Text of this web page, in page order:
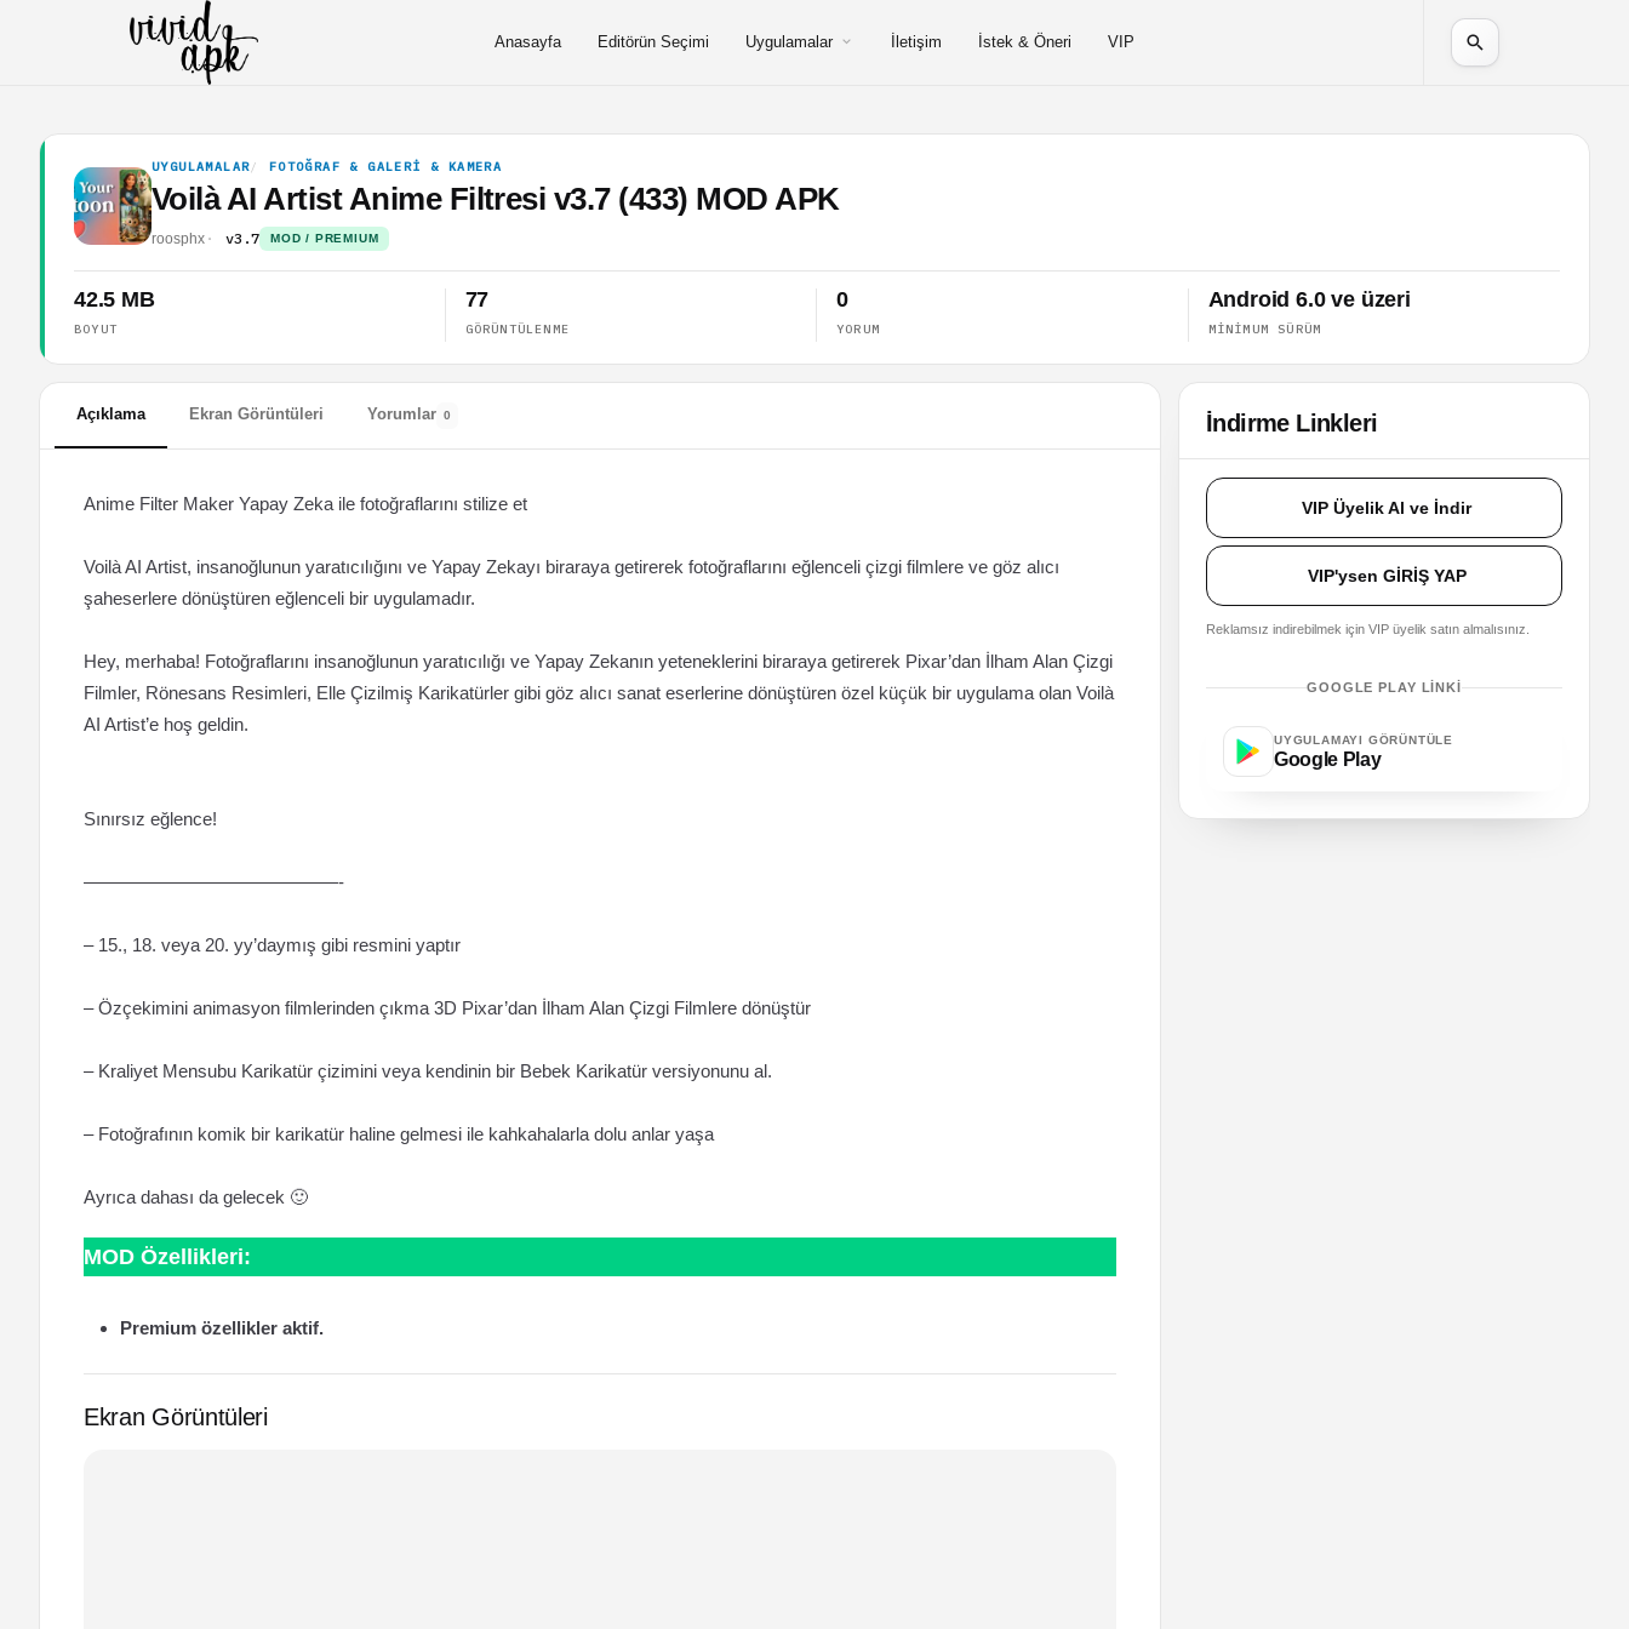
Anasayfa Editörün Seçimi Uygulamalar İletişim İstek & Öneri VIP
UYGULAMALAR FOTOĞRAF & GALERI & KAMERA
Voilà AI Artist Anime Filtresi v3.7 (433) MOD APK
roosphx v3.7 MOD / PREMIUM
42.5 MB
BOYUT
77
GÖRÜNTÜLENME
0
YORUM
Android 6.0 ve üzeri
MINIMUM SÜRÜM
Açıklama Ekran Görüntüleri Yorumlar 0
Anime Filter Maker Yapay Zeka ile fotoğraflarını stilize et
Voilà AI Artist, insanoğlunun yaratıcılığını ve Yapay Zekayı biraraya getirerek fotoğraflarını eğlenceli çizgi filmlere ve göz alıcı
şaheserlere dönüştüren eğlenceli bir uygulamadır.
Hey, merhaba! Fotoğraflarını insanoğlunun yaratıcılığı ve Yapay Zekanın yeteneklerini biraraya getirerek Pixar’dan İlham Alan Çizgi
Filmler, Rönesans Resimleri, Elle Çizilmiş Karikatürler gibi göz alıcı sanat eserlerine dönüştüren özel küçük bir uygulama olan Voilà
AI Artist’e hoş geldin.
Sınırsız eğlence!
——————————————-
– 15., 18. veya 20. yy’daymış gibi resmini yaptır
– Özçekimini animasyon filmlerinden çıkma 3D Pixar’dan İlham Alan Çizgi Filmlere dönüştür
– Kraliyet Mensubu Karikatür çizimini veya kendinin bir Bebek Karikatür versiyonunu al.
– Fotoğrafının komik bir karikatür haline gelmesi ile kahkahalarla dolu anlar yaşa
Ayrıca dahası da gelecek 🙂
MOD Özellikleri:
Premium özellikler aktif.
Ekran Görüntüleri
İndirme Linkleri
VIP Üyelik Al ve İndir
VIP'ysen GİRİŞ YAP
Reklamsız indirebilmek için VIP üyelik satın almalısınız.
GOOGLE PLAY LINKI
UYGULAMAYI GÖRÜNTÜLE
Google Play